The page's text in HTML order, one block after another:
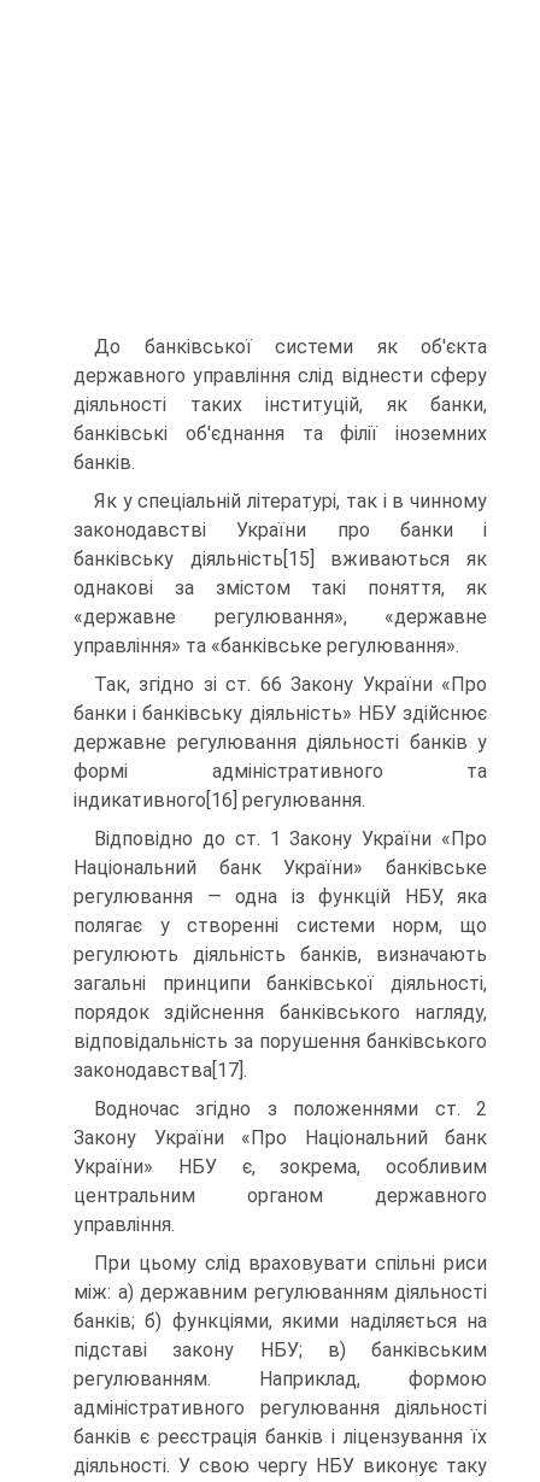
До банківської системи як об'єкта
державного управління слід віднести сферу
діяльності таких інституцій, як банки,
банківські об'єднання та філії іноземних
банків.
Як у спеціальній літературі, так і в чинному
законодавстві України про банки і
банківську діяльність[15] вживаються як
однакові за змістом такі поняття, як
«державне регулювання», «державне
управління» та «банківське регулювання».
Так, згідно зі ст. 66 Закону України «Про
банки і банківську діяльність» НБУ здійснює
державне регулювання діяльності банків у
формі адміністративного та
індикативного[16] регулювання.
Відповідно до ст. 1 Закону України «Про
Національний банк України» банківське
регулювання — одна із функцій НБУ, яка
полягає у створенні системи норм, що
регулюють діяльність банків, визначають
загальні принципи банківської діяльності,
порядок здійснення банківського нагляду,
відповідальність за порушення банківського
законодавства[17].
Водночас згідно з положеннями ст. 2
Закону України «Про Національний банк
України» НБУ є, зокрема, особливим
центральним органом державного
управління.
При цьому слід враховувати спільні риси
між: а) державним регулюванням діяльності
банків; б) функціями, якими наділяється на
підставі закону НБУ; в) банківським
регулюванням. Наприклад, формою
адміністративного регулювання діяльності
банків є реєстрація банків і ліцензування їх
діяльності. У свою чергу НБУ виконує таку